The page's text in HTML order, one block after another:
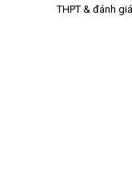
THPT & đánh